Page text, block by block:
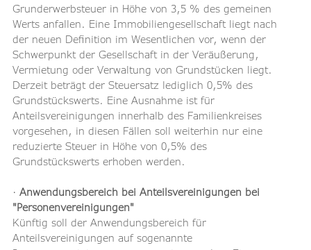
Grunderwerbsteuer in Höhe von 3,5 % des gemeinen
Werts anfallen. Eine Immobiliengesellschaft liegt nach
der neuen Definition im Wesentlichen vor, wenn der
Schwerpunkt der Gesellschaft in der Veräußerung,
Vermietung oder Verwaltung von Grundstücken liegt.
Derzeit beträgt der Steuersatz lediglich 0,5% des
Grundstückswerts. Eine Ausnahme ist für
Anteilsvereinigungen innerhalb des Familienkreises
vorgesehen, in diesen Fällen soll weiterhin nur eine
reduzierte Steuer in Höhe von 0,5% des
Grundstückswerts erhoben werden.
· Anwendungsbereich bei Anteilsvereinigungen bei
"Personenvereinigungen"
Künftig soll der Anwendungsbereich für
Anteilsvereinigungen auf sogenannte